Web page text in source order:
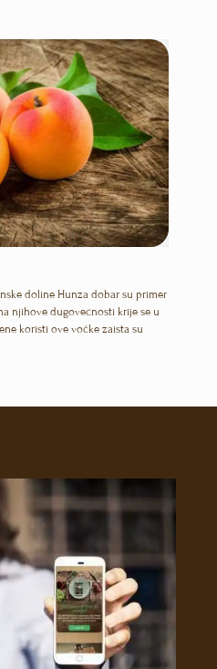
doline Hunza dobar su primer
njihove dugovečnosti krije se u
koristi ove voćke zaista su